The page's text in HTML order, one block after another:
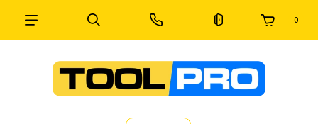
0